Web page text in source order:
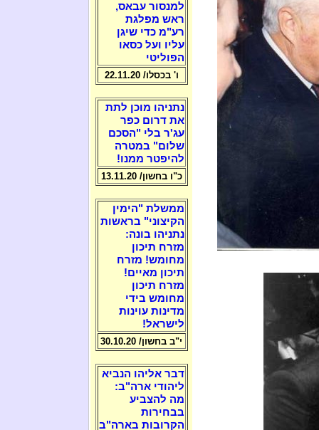
למנסור עבאס,
ראש מפלגת
רע"מ כדי שיגן
עליו ועל כסאו
הפוליטי
ו' בכסלו/ 22.11.20
נתניהו מוכן לתת
את דרום כפר
עג'ר בלי "הסכם
שלום" במטרה
להיפטר ממנו!
כ"ו בחשון/ 13.11.20
ממשלת "הימין
הקיצוני" בראשות
נתניהו בונה:
מזרח תיכון
מחומש! מזרח
תיכון מאיים!
מזרח תיכון
מחומש בידי
מדינות עוינות
לישראל!
י"ב בחשון/ 30.10.20
דבר אליהו הנביא
ליהודי ארה"ב:
מה להצביע
בבחירות
הקרובות בארה"ב